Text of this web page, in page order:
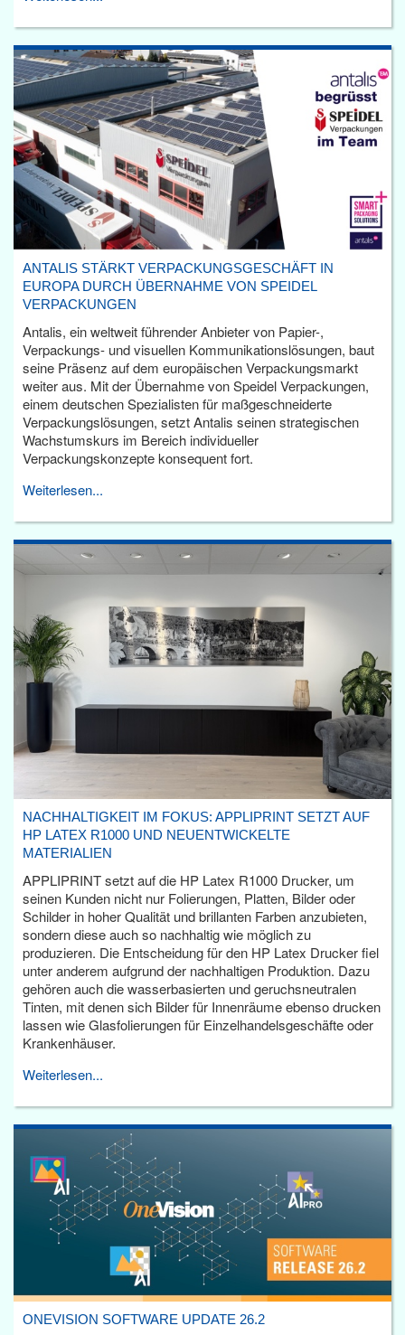
ANTALIS STÄRKT VERPACKUNGSGESCHÄFT IN
EUROPA DURCH ÜBERNAHME VON SPEIDEL
VERPACKUNGEN
Antalis, ein weltweit führender Anbieter von Papier-,
Verpackungs- und visuellen Kommunikationslösungen, baut
seine Präsenz auf dem europäischen Verpackungsmarkt
weiter aus. Mit der Übernahme von Speidel Verpackungen,
einem deutschen Spezialisten für maßgeschneiderte
Verpackungslösungen, setzt Antalis seinen strategischen
Wachstumskurs im Bereich individueller
Verpackungskonzepte konsequent fort.
Weiterlesen...
NACHHALTIGKEIT IM FOKUS: APPLIPRINT SETZT AUF
HP LATEX R1000 UND NEUENTWICKELTE
MATERIALIEN
APPLIPRINT setzt auf die HP Latex R1000 Drucker, um
seinen Kunden nicht nur Folierungen, Platten, Bilder oder
Schilder in hoher Qualität und brillanten Farben anzubieten,
sondern diese auch so nachhaltig wie möglich zu
produzieren. Die Entscheidung für den HP Latex Drucker fiel
unter anderem aufgrund der nachhaltigen Produktion. Dazu
gehören auch die wasserbasierten und geruchsneutralen
Tinten, mit denen sich Bilder für Innenräume ebenso drucken
lassen wie Glasfolierungen für Einzelhandelsgeschäfte oder
Krankenhäuser.
Weiterlesen...
ONEVISION SOFTWARE UPDATE 26.2